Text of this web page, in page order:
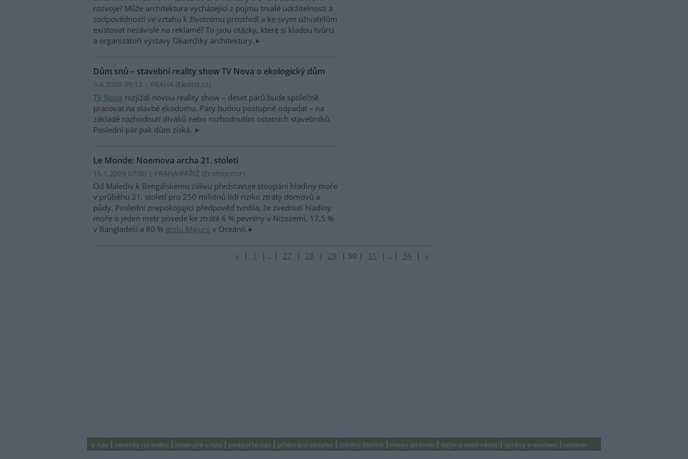
rozvoje? Může architektura vycházející z pojmu trvalé udržitelnosti a
zodpovědnosti ve vztahu k životnímu prostředí a ke svým uživatelům
existovat nezávisle na reklamě? To jsou otázky, které si kladou tvůrci
a organizátoři výstavy Okamžiky architektury.
Dům snů – stavební reality show TV Nova o ekologický dům
3.4.2009 09:12 | PRAHA (Ekolist.cz)
TV Nova rozjíždí novou reality show – deset párů bude společně
pracovat na stavbě ekodomu. Páry budou postupně odpadat – na
základě rozhodnutí diváků nebo rozhodnutím ostatních stavebníků.
Poslední pár pak dům získá.
Le Monde: Noemova archa 21. století
15.1.2009 07:00 | PRAHA/PAŘÍŽ (Ecomonitor)
Od Malediv k Bengálskému zálivu představuje stoupání hladiny moře
v průběhu 21. století pro 250 miliónů lidí riziko ztráty domovů a
půdy. Poslední znepokojující předpověď tvrdila, že zvednutí hladiny
moře o jeden metr povede ke ztrátě 6 % pevniny v Nizozemí, 17,5 %
v Bangladéši a 80 % atolu Majuro v Oceánii.
« | 1 | .. | 27 | 28 | 29 | 30 | 31 | .. | 34 | »
o nás novinky na webu inzerujte u nás podpořte nás přebírání obsahu tištěný Ekolist mapa stránek dejte o sobě vědět zprávy e-mailem cookies